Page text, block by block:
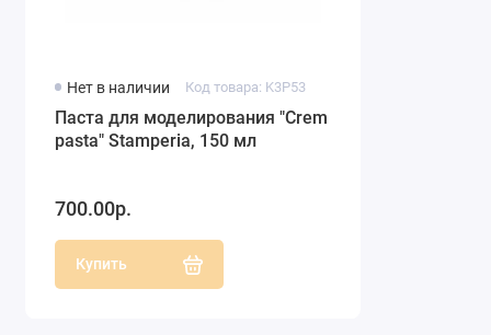
Нет в наличии Код товара: K3P53
Паста для моделирования "Crеm
pasta" Stamperia, 150 мл
700.00р.
Купить